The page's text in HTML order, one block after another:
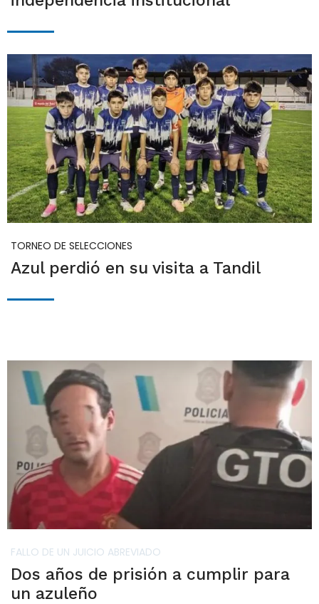
TORNEO DE SELECCIONES
Azul perdió en su visita a Tandil
FALLO DE UN JUICIO ABREVIADO
Dos años de prisión a cumplir para
un azuleño